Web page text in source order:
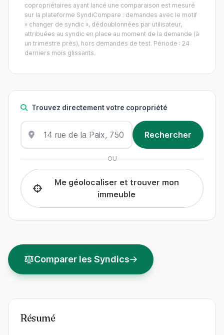
copropriétaires ayant lancé une comparaison est mesuré
sur la plateforme SyndiCompare : demandes avec le motif
« changer de syndic », dédoublonnées par utilisateur,
attribuées au syndic en place au moment de la demande (à
un trimestre près), hors demandes de test. Période : 24
derniers mois glissants.
Trouvez directement votre copropriété
OU
Me géolocaliser et trouver mon
immeuble
Comparer les Syndics
Résumé